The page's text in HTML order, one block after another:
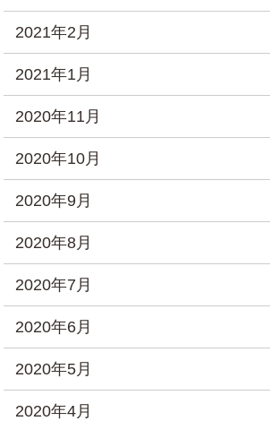
2021年2月
2021年1月
2020年11月
2020年10月
2020年9月
2020年8月
2020年7月
2020年6月
2020年5月
2020年4月